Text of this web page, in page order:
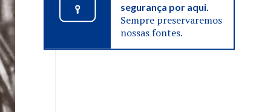
segurança por aqui.
Sempre preservaremos
nossas fontes.